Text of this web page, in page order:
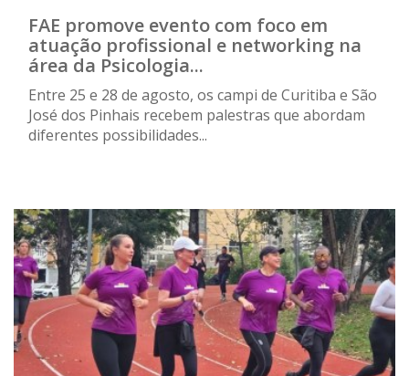
FAE promove evento com foco em
atuação profissional e networking na
área da Psicologia...
Entre 25 e 28 de agosto, os campi de Curitiba e São
José dos Pinhais recebem palestras que abordam
diferentes possibilidades...